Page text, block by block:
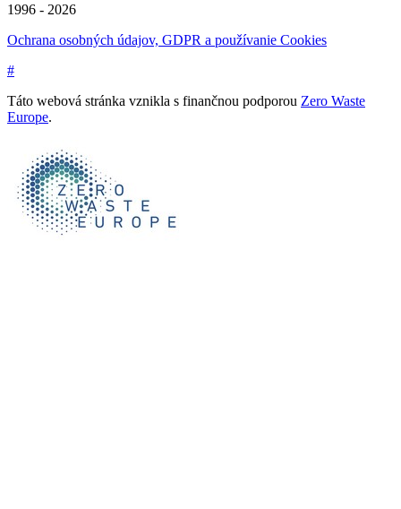
1996 - 2026
Ochrana osobných údajov, GDPR a používanie Cookies
#
Táto webová stránka vznikla s finančnou podporou Zero Waste
Europe.